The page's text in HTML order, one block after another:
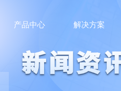
产品中心 解决方案